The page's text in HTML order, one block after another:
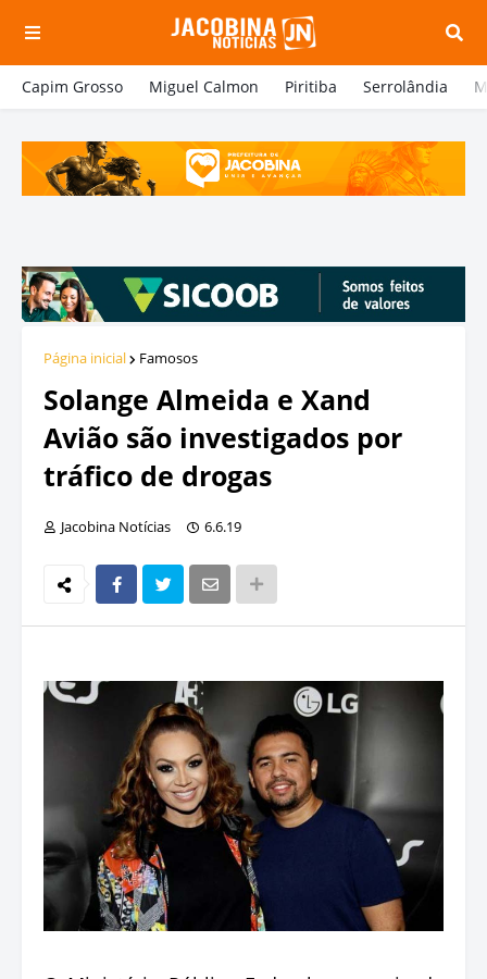
Capim Grosso Miguel Calmon Piritiba Serrolândia
Página inicial Famosos
Solange Almeida e Xand
Avião são investigados por
tráfico de drogas
Jacobina Notícias 6.6.19